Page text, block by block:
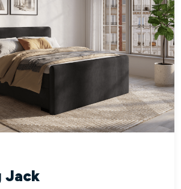
Jack